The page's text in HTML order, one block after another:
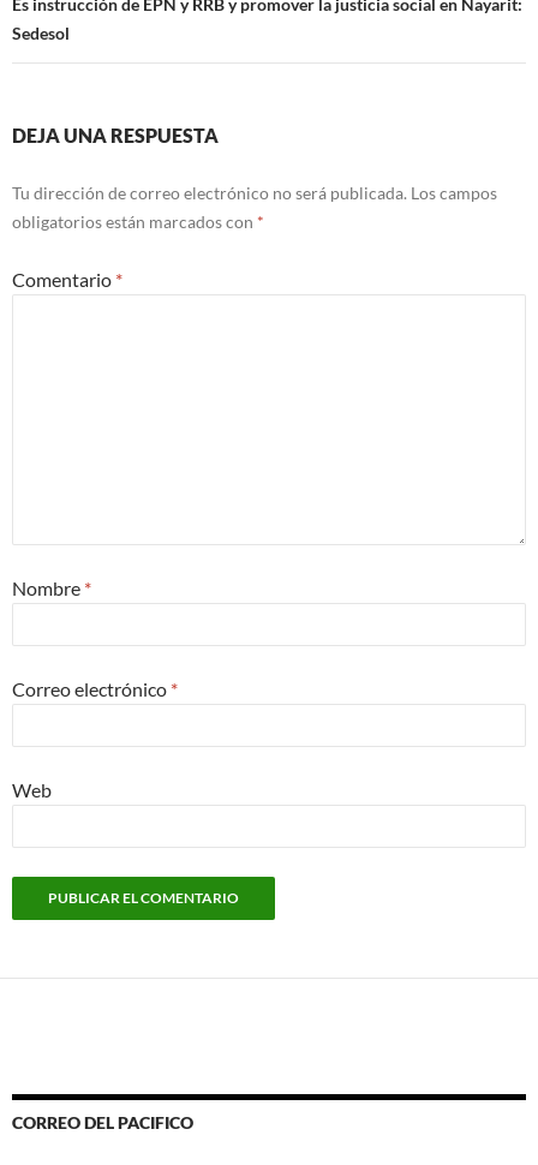
Es instrucción de EPN y RRB y promover la justicia social en Nayarit:
Sedesol
DEJA UNA RESPUESTA
Tu dirección de correo electrónico no será publicada. Los campos
obligatorios están marcados con *
Comentario *
Nombre *
Correo electrónico *
Web
CORREO DEL PACIFICO